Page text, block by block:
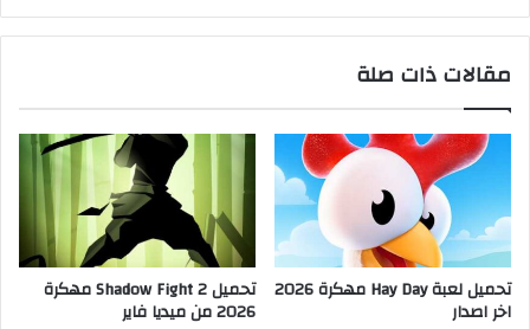
مقالات ذات صلة
تحميل لعبة Hay Day مهكرة 2026
اخر اصدار
تحميل Shadow Fight 2 مهكرة
2026 من ميديا فاير